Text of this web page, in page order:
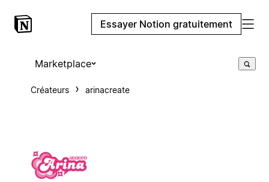
Essayer Notion gratuitement
Marketplace
Créateurs arinacreate